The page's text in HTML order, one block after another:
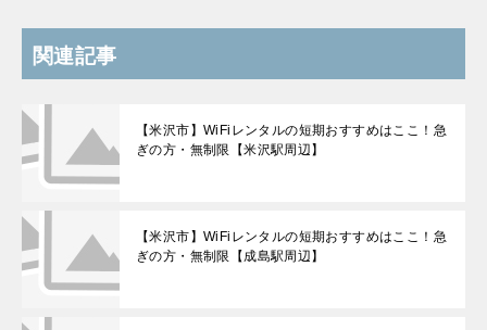
関連記事
【米沢市】WiFiレンタルの短期おすすめはここ！急
ぎの方・無制限【米沢駅周辺】
【米沢市】WiFiレンタルの短期おすすめはここ！急
ぎの方・無制限【成島駅周辺】